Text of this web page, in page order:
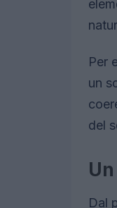
Per
un
del
Dal